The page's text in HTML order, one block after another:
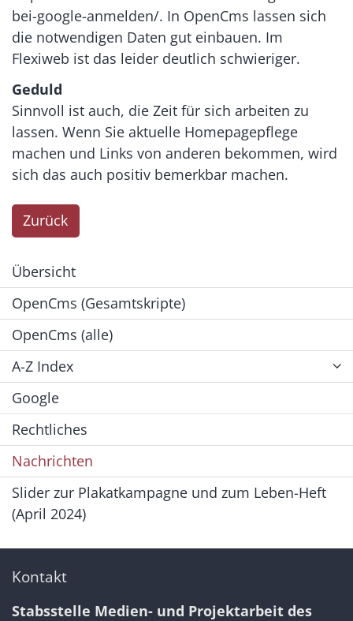
bei-google-anmelden/. In OpenCms lassen sich
die notwendigen Daten gut einbauen. Im
Flexiweb ist das leider deutlich schwieriger.
Geduld
Sinnvoll ist auch, die Zeit für sich arbeiten zu
lassen. Wenn Sie aktuelle Homepagepflege
machen und Links von anderen bekommen, wird
sich das auch positiv bemerkbar machen.
Zurück
Übersicht
OpenCms (Gesamtskripte)
OpenCms (alle)
A-Z Index
Google
Rechtliches
Nachrichten
Slider zur Plakatkampagne und zum Leben-Heft
(April 2024)
Kontakt
Stabsstelle Medien- und Projektarbeit des